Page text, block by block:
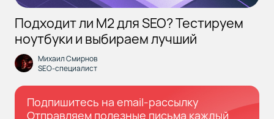
Подходит ли M2 для SEO? Тестируем
ноутбуки и выбираем лучший
Михаил Смирнов
SEO-специалист
Подпишитесь на email-рассылку
Отправляем полезные письма каждый